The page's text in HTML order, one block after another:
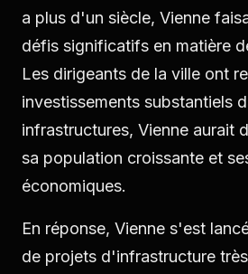
a plus d'un siècle, Vienne
défis significatifs en matière
Les dirigeants de la ville ont
investissements substantiels
infrastructures, Vienne aurait
sa population croissante et
économiques.
En réponse, Vienne s'est
de projets d'infrastructure